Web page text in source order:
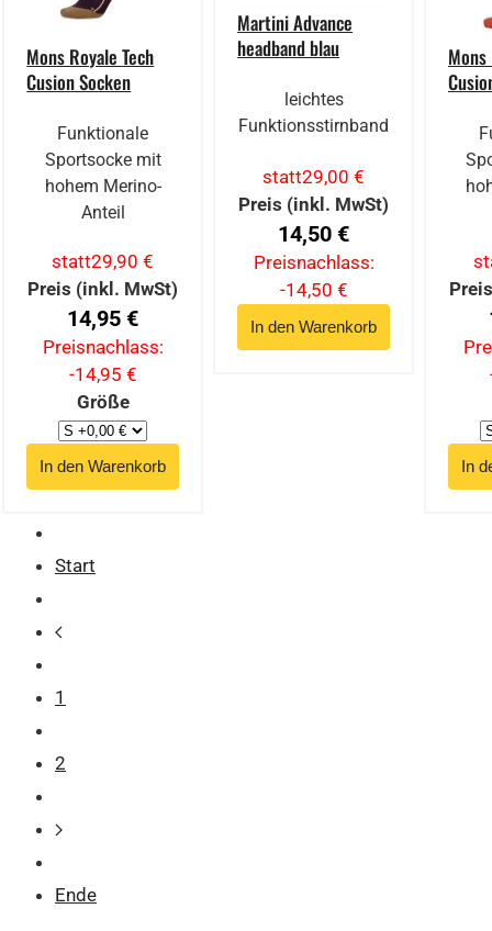
Mons Royale Tech
Cusion Socken
Funktionale
Sportsocke mit
hohem Merino-
Anteil
statt29,90 €
Preis (inkl. MwSt)
14,95 €
Preisnachlass:
-14,95 €
Größe
Martini Advance
headband blau
leichtes
Funktionsstirnband
statt29,00 €
Preis (inkl. MwSt)
14,50 €
Preisnachlass:
-14,50 €
Mons
Start
1
2
Ende